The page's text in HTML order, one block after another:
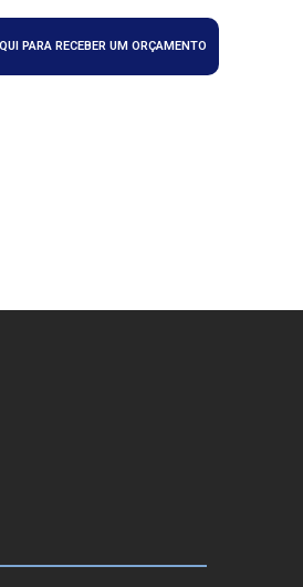
PARA RECEBER UM ORÇAMENTO